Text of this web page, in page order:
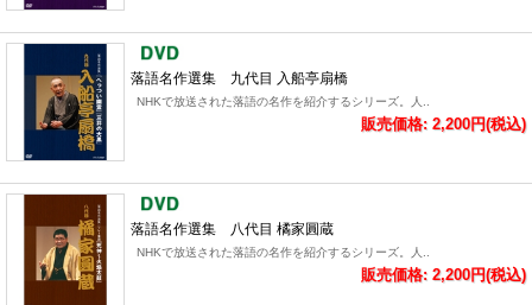
落語名作選集 九代目 入船亭扇橋
NHKで放送された落語の名作を紹介するシリーズ。人..
販売価格: 2,200円(税込)
落語名作選集 八代目 橘家圓蔵
NHKで放送された落語の名作を紹介するシリーズ。人..
販売価格: 2,200円(税込)